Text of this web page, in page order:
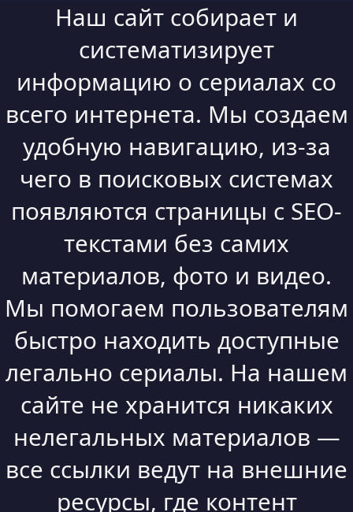
Наш сайт собирает и
систематизирует
информацию о сериалах со
всего интернета. Мы создаем
удобную навигацию, из-за
чего в поисковых системах
появляются страницы с SEO-
текстами без самих
материалов, фото и видео.
Мы помогаем пользователям
быстро находить доступные
легально сериалы. На нашем
сайте не хранится никаких
нелегальных материалов —
все ссылки ведут на внешние
ресурсы, где контент